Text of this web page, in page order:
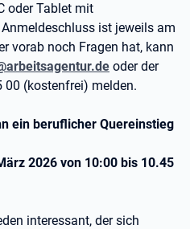
oder Tablet mit
ist jeweils am
vorab noch Fragen hat, kann
oder der
00 (kostenfrei) melden.
ein beruflicher Quereinstieg
2026 von 10:00 bis 10.45
interessant, der sich